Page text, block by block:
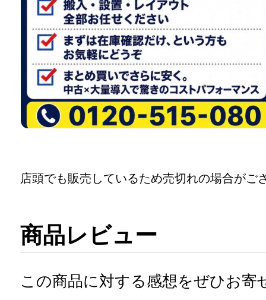
店頭でも販売しているため売切れの場合がご
商品レビュー
この商品に対する感想をぜひお寄